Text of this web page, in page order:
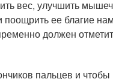
вес, улучшить
ее благие
должен
пальцев и